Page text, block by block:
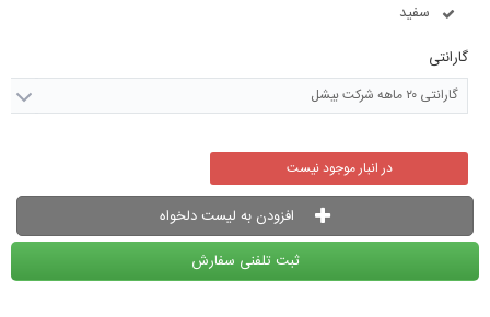
سفید
گارانتی
گارانتی ۲۰ ماهه شرکت بیشل
در انبار موجود نیست
افزودن به لیست دلخواه
ثبت تلفنی سفارش